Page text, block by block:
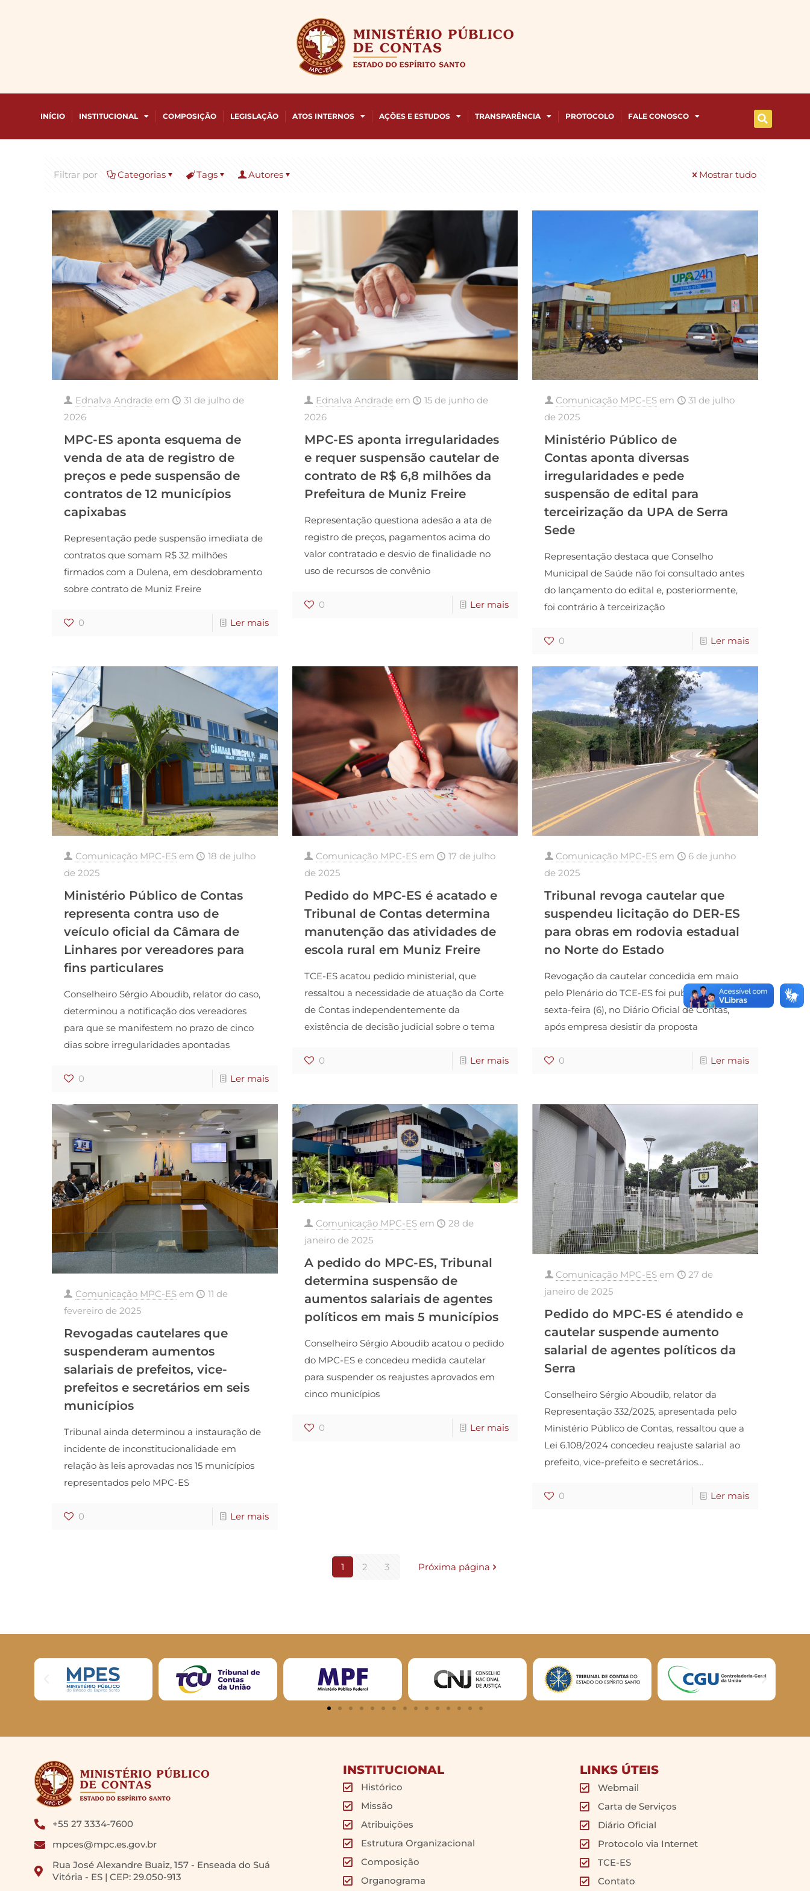
INÍCIO INSTITUCIONAL COMPOSIÇÃO LEGISLAÇÃO ATOS INTERNOS AÇÕES E ESTUDOS TRANSPARÊNCIA PROTOCOLO FALE CONOSCO
Filtrar por Categorias Tags Autores Mostrar tudo
Ednalva Andrade em
31 de julho de
2026
MPC-ES aponta esquema de
venda de ata de registro de
preços e pede suspensão de
contratos de 12 municípios
capixabas
Representação pede suspensão imediata de
contratos que somam R$ 32 milhões
firmados com a Dulena, em desdobramento
sobre contrato de Muniz Freire
0 Ler mais
Ednalva Andrade em
15 de junho de
2026
MPC-ES aponta irregularidades
e requer suspensão cautelar de
contrato de R$ 6,8 milhões da
Prefeitura de Muniz Freire
Representação questiona adesão a ata de
registro de preços, pagamentos acima do
valor contratado e desvio de finalidade no
uso de recursos de convênio
0 Ler mais
Comunicação MPC-ES em
31 de julho
de 2025
Ministério Público de
Contas aponta diversas
irregularidades e pede
suspensão de edital para
terceirização da UPA de Serra
Sede
Representação destaca que Conselho
Municipal de Saúde não foi consultado antes
do lançamento do edital e, posteriormente,
foi contrário à terceirização
0 Ler mais
Comunicação MPC-ES em
18 de julho
de 2025
Ministério Público de Contas
representa contra uso de
veículo oficial da Câmara de
Linhares por vereadores para
fins particulares
Conselheiro Sérgio Aboudib, relator do caso,
determinou a notificação dos vereadores
para que se manifestem no prazo de cinco
dias sobre irregularidades apontadas
0 Ler mais
Comunicação MPC-ES em
17 de julho
de 2025
Pedido do MPC-ES é acatado e
Tribunal de Contas determina
manutenção das atividades de
escola rural em Muniz Freire
TCE-ES acatou pedido ministerial, que
ressaltou a necessidade de atuação da Corte
de Contas independentemente da
existência de decisão judicial sobre o tema
0 Ler mais
Comunicação MPC-ES em
6 de junho
de 2025
Tribunal revoga cautelar que
suspendeu licitação do DER-ES
para obras em rodovia estadual
no Norte do Estado
Revogação da cautelar concedida em maio
pelo Plenário do TCE-ES foi publicada nesta
sexta-feira (6), no Diário Oficial de Contas,
após empresa desistir da proposta
0 Ler mais
Comunicação MPC-ES em
11 de
fevereiro de 2025
Revogadas cautelares que
suspenderam aumentos
salariais de prefeitos, vice-
prefeitos e secretários em seis
municípios
Tribunal ainda determinou a instauração de
incidente de inconstitucionalidade em
relação às leis aprovadas nos 15 municípios
representados pelo MPC-ES
0 Ler mais
Comunicação MPC-ES em
28 de
janeiro de 2025
A pedido do MPC-ES, Tribunal
determina suspensão de
aumentos salariais de agentes
políticos em mais 5 municípios
Conselheiro Sérgio Aboudib acatou o pedido
do MPC-ES e concedeu medida cautelar
para suspender os reajustes aprovados em
cinco municípios
0 Ler mais
Comunicação MPC-ES em
27 de
janeiro de 2025
Pedido do MPC-ES é atendido e
cautelar suspende aumento
salarial de agentes políticos da
Serra
Conselheiro Sérgio Aboudib, relator da
Representação 332/2025, apresentada pelo
Ministério Público de Contas, ressaltou que a
Lei 6.108/2024 concedeu reajuste salarial ao
prefeito, vice-prefeito e secretários...
0 Ler mais
1 2 3 Próxima página
+55 27 3334-7600
mpces@mpc.es.gov.br
Rua José Alexandre Buaiz, 157 - Enseada do Suá
Vitória - ES | CEP: 29.050-913
INSTITUCIONAL
Histórico
Missão
Atribuições
Estrutura Organizacional
Composição
Organograma
LINKS ÚTEIS
Webmail
Carta de Serviços
Diário Oficial
Protocolo via Internet
TCE-ES
Contato